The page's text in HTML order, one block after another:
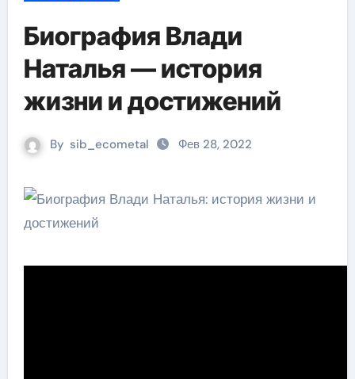
Биография Влади
Наталья — история
жизни и достижений
By sib_ecometal Фев 28, 2022